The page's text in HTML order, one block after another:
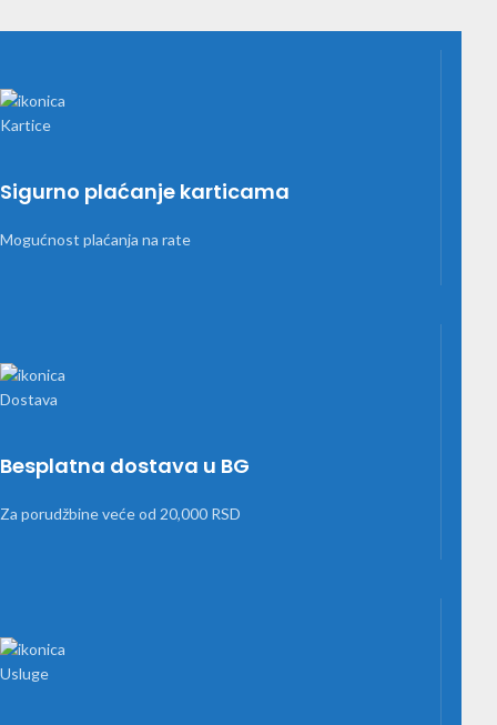
Sigurno plaćanje karticama
Mogućnost plaćanja na rate
Besplatna dostava u BG
Za porudžbine veće od 20,000 RSD